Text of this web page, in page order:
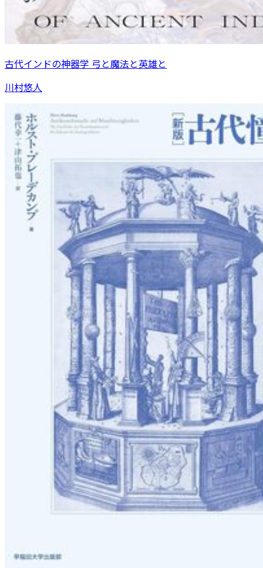
古代インドの神器学 弓と魔法と英雄と
川村悠人